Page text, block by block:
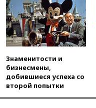
Знаменитости и
бизнесмены,
добившиеся успеха со
второй попытки